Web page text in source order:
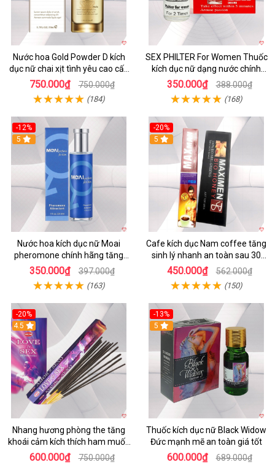
Nước hoa Gold Powder D kích
dục nữ chai xịt tình yêu cao cấp
chính hãng
750.000₫ 750.000₫
(184)
SEX PHILTER For Women Thuốc
kích dục nữ dạng nước chính
hãng Mỹ tốt nhất
350.000₫ 388.000₫
(168)
-12%
5
Nước hoa kích dục nữ Moai
pheromone chính hãng tăng
ham muốn nhanh
350.000₫ 397.000₫
(163)
-20%
5
Cafe kích dục Nam coffee tăng
sinh lý nhanh an toàn sau 30
phút
450.000₫ 562.000₫
(150)
-20%
4.5
Nhang hương phòng the tăng
khoái cảm kích thích ham muốn
nhẹ nhàng
600.000₫ 750.000₫
-13%
5
Thuốc kích dục nữ Black Widow
Đức mạnh mẽ an toàn giá tốt
600.000₫ 689.000₫